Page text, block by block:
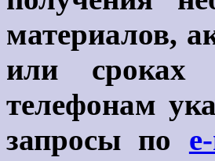
материалов,
или сроках
телефонам
запросы по